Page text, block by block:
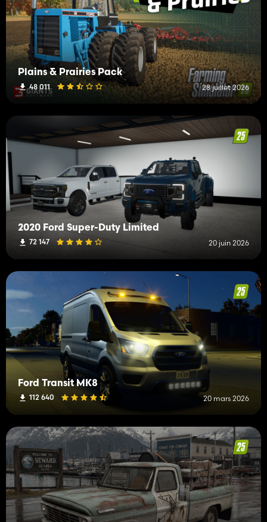
Plains & Prairies Pack
48 011 28 juillet 2026
2020 Ford Super-Duty Limited
72 147 20 juin 2026
Ford Transit MK8
112 640 20 mars 2026